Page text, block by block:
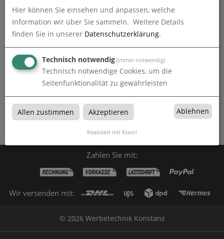
zum Artikel
Hohlkammerplatten
Hohlkammerplatten bei Werbetechnik Konstanz in
Konstanz, Radolfzell, Singen, Ravensburg, Überlingen ,
Friedrichshafen, Meersburg und Stockach
Zahlen Sie mit:
Wir versenden mit:
© 2026 Werbetechnik Konstanz
Hier können Sie einsehen und anpassen, welche
Information wir über Sie sammeln. Weitere Details
finden Sie in unserer Datenschutzerklärung.
Technisch notwendig(immer notwendig)
Technisch notwendige Cookies, um die
Seitenfunktionalität zu gewährleisten
Allen zustimmen Akzeptieren Ablehnen
Realisiert mit Klaro!